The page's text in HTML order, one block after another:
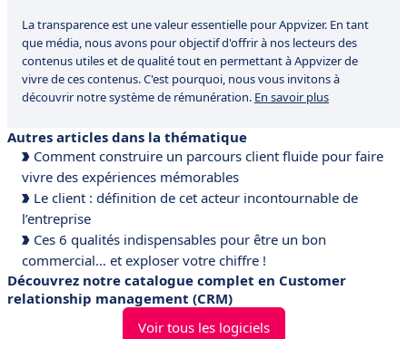
La transparence est une valeur essentielle pour Appvizer. En tant
que média, nous avons pour objectif d'offrir à nos lecteurs des
contenus utiles et de qualité tout en permettant à Appvizer de
vivre de ces contenus. C'est pourquoi, nous vous invitons à
découvrir notre système de rémunération. En savoir plus
Autres articles dans la thématique
Comment construire un parcours client fluide pour faire
vivre des expériences mémorables
Le client : définition de cet acteur incontournable de
l’entreprise
Ces 6 qualités indispensables pour être un bon
commercial… et exploser votre chiffre !
Découvrez notre catalogue complet en Customer
relationship management (CRM)
Voir tous les logiciels